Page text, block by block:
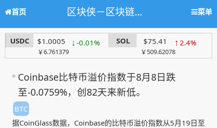
首页 区块侠－区块链学习网站，人人都懂区块链 菜单
USDC $1.0005
￥6.761379
↓ -0.01% SOL $75.41
￥509.62078
↑ 2.4%
Coinbase比特币溢价指数于8月8日跌
至-0.0759%，创82天来新低。
BTC
据CoinGlass数据，Coinbase的比特币溢价指数从5月19日至